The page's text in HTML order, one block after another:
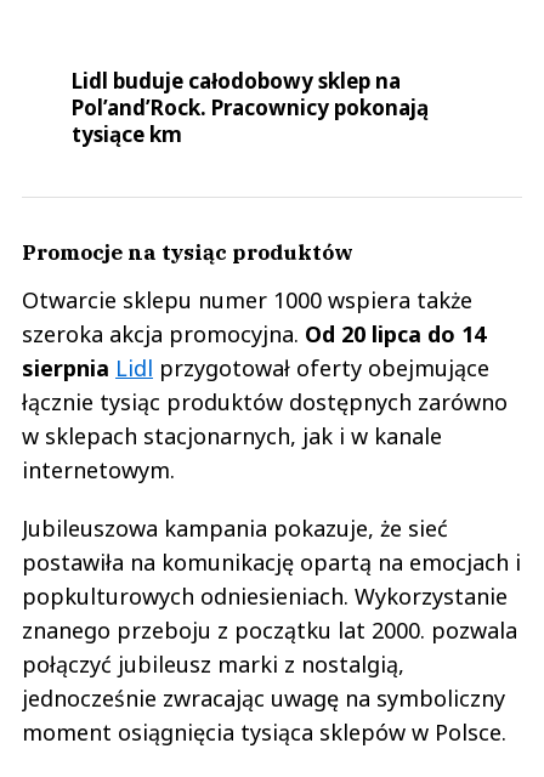
Lidl buduje całodobowy sklep na
Pol’and’Rock. Pracownicy pokonają
tysiące km
Promocje na tysiąc produktów
Otwarcie sklepu numer 1000 wspiera także
szeroka akcja promocyjna. Od 20 lipca do 14
sierpnia Lidl przygotował oferty obejmujące
łącznie tysiąc produktów dostępnych zarówno
w sklepach stacjonarnych, jak i w kanale
internetowym.
Jubileuszowa kampania pokazuje, że sieć
postawiła na komunikację opartą na emocjach i
popkulturowych odniesieniach. Wykorzystanie
znanego przeboju z początku lat 2000. pozwala
połączyć jubileusz marki z nostalgią,
jednocześnie zwracając uwagę na symboliczny
moment osiągnięcia tysiąca sklepów w Polsce.